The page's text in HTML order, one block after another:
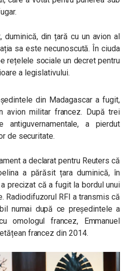
duminică, din țară cu un avion al
sa este necunoscută. În ciuda
rețelele sociale un decret pentru
a legislativului.
din Madagascar a fugit,
avion militar francez. După trei
antiguvernamentale, a pierdut
de securitate.
a declarat pentru Reuters că
a părăsit țara duminică, în
precizat că a fugit la bordul unui
Radiodifuzorul RFI a transmis că
numai după ce președintele a
omologul francez, Emmanuel
francez din 2014.